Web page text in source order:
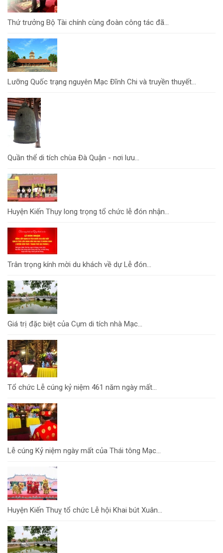
Thứ trưởng Bộ Tài chính cùng đoàn công tác đã...
Lưỡng Quốc trạng nguyên Mạc Đĩnh Chi và truyền thuyết...
Quần thể di tích chùa Đà Quận - nơi lưu...
Huyện Kiến Thụy long trọng tổ chức lễ đón nhận...
Trân trọng kính mời du khách về dự Lễ đón...
Giá trị đặc biệt của Cụm di tích nhà Mạc...
Tổ chức Lễ cúng kỷ niệm 461 năm ngày mất...
Lễ cúng Kỷ niệm ngày mất của Thái tông Mạc...
Huyện Kiến Thuỵ tổ chức Lễ hội Khai bút Xuân...